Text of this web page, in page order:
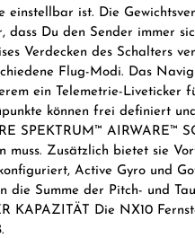
ist. Die
Du den Sender immer
Verdecken des Schalters
Flug-Modi. Das
ein Telemetrie-
können frei definiert
SPEKTRUM™ AIRWARE™
Zusätzlich bietet sie
Active Gyro und
Summe der Pitch- und
Die NX10